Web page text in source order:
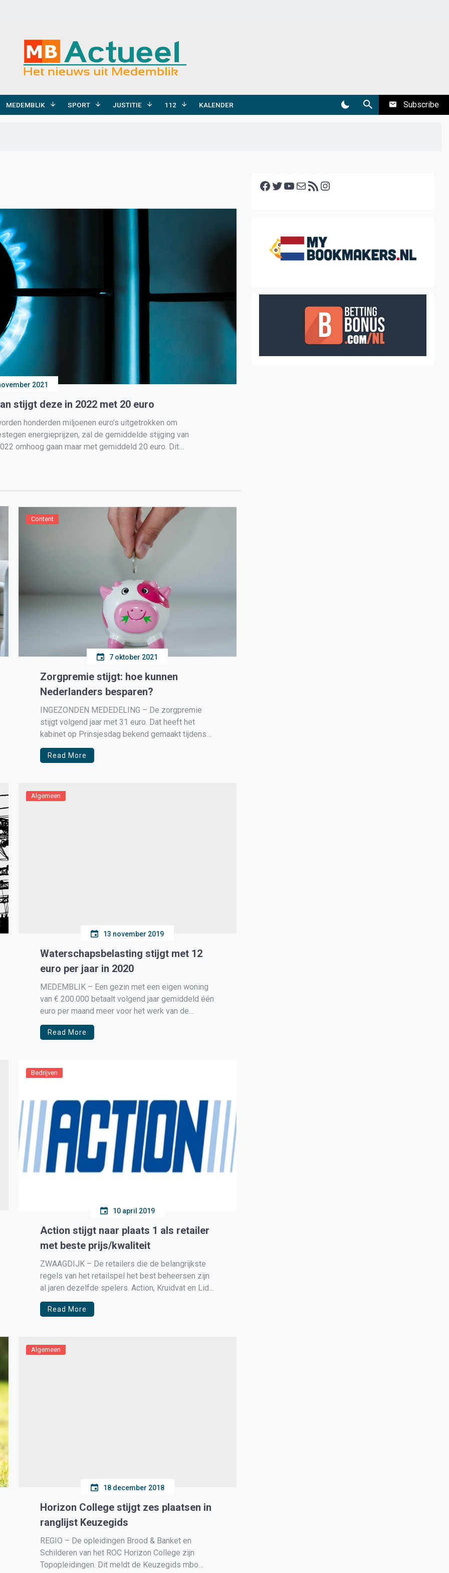
MEDEMBLIK SPORT JUSTITIE 112 KALENDER Subscribe
2021
stijgt deze in 2022 met 20 euro
honderden miljoenen euro’s uitgetrokken om
energieprijzen, zal de gemiddelde stijging van
omhoog gaan maar met gemiddeld 20 euro. Dit
Content
7 oktober 2021
Zorgpremie stijgt: hoe kunnen
Nederlanders besparen?
INGEZONDEN MEDEDELING – De zorgpremie
stijgt volgend jaar met 31 euro. Dat heeft het
kabinet op Prinsjesdag bekend gemaakt tijdens
de presentatie van de Miljoenennota voor 2022.
Uiteindelijk is het aan de zorgverzekeraars zelf
Nederlanders besparen […]
Read More
Algemeen
13 november 2019
Waterschapsbelasting stijgt met 12
euro per jaar in 2020
MEDEMBLIK – Een gezin met een eigen woning
van € 200.000 betaalt volgend jaar gemiddeld één
euro per maand meer voor het werk van de
waterschappen dan in 2019.
Read More
Bedrijven
10 april 2019
Action stijgt naar plaats 1 als retailer
met beste prijs/kwaliteit
ZWAAGDIJK – De retailers die de belangrijkste
regels van het retailspel het best beheersen zijn
al jaren dezelfde spelers. Action, Kruidvat en Lidl
domineren het prijs- en promotietempo van de
Nederlandse detailhandel. Volgens de
prijsinstrument. […]
Read More
Algemeen
18 december 2018
Horizon College stijgt zes plaatsen in
ranglijst Keuzegids
REGIO – De opleidingen Brood & Banket en
Schilderen van het ROC Horizon College zijn
Topopleidingen. Dit meldt de Keuzegids mbo
Facebook Twitter YouTube E-mail RSS feed